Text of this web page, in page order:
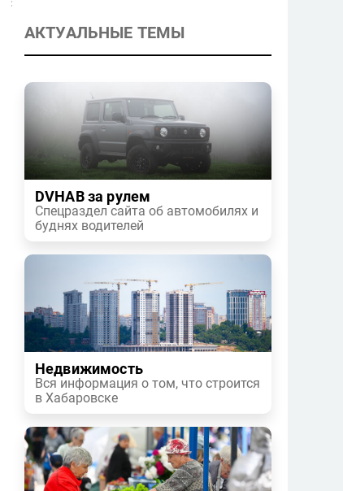
АКТУАЛЬНЫЕ ТЕМЫ
DVHAB за рулем
Спецраздел сайта об автомобилях и
буднях водителей
Недвижимость
Вся информация о том, что строится
в Хабаровске